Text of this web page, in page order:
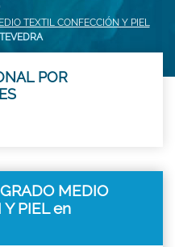
TEXTIL CONFECCIÓN Y PIEL
POR
MEDIO
PIEL en